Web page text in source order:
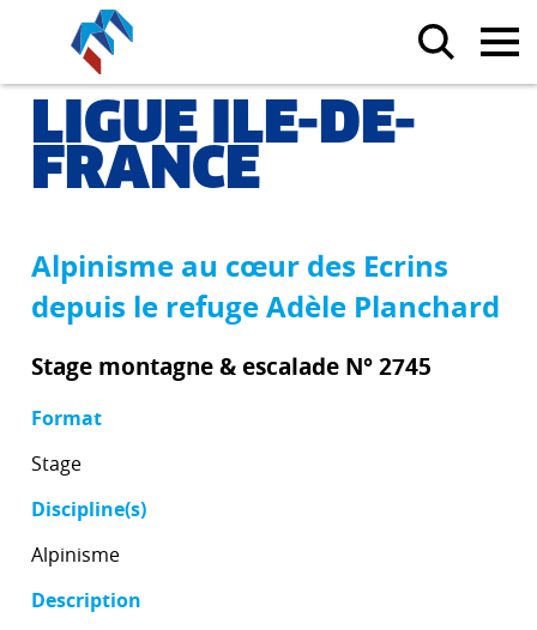
LIGUE ILE-DE-
FRANCE
Alpinisme au cœur des Ecrins
depuis le refuge Adèle Planchard
Stage montagne & escalade N° 2745
Format
Stage
Discipline(s)
Alpinisme
Description